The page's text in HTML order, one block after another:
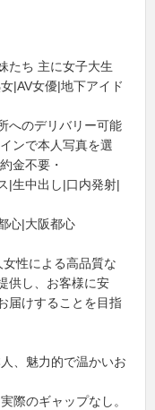
たち 主に女子大生
|AV女優|地下アイド
へのデリバリー可能
ンで本人写真を選
金不要・
|生中出し|口内発射|
心|大阪都心
性による高品質な
供し、お客様に安
届けすることを目指
、魅力的で温かいお
際のギャップなし。